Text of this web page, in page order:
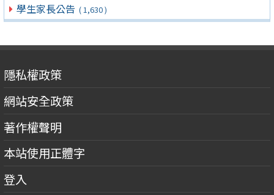
學生家長公告 ( 1,630 )
隱私權政策
網站安全政策
著作權聲明
本站使用正體字
登入